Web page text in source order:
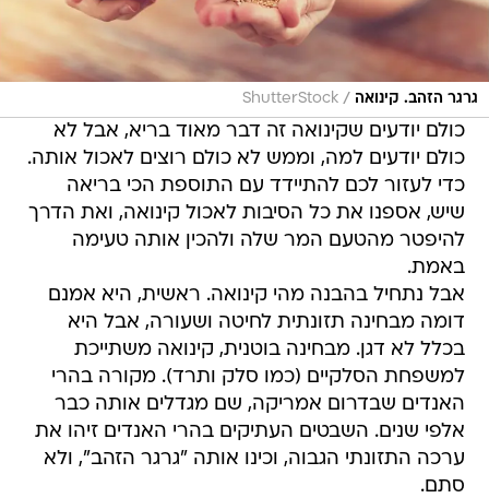
גרגר הזהב. קינואה /
ShutterStock
כולם יודעים שקינואה זה דבר מאוד בריא, אבל לא
כולם יודעים למה, וממש לא כולם רוצים לאכול אותה.
כדי לעזור לכם להתיידד עם התוספת הכי בריאה
שיש, אספנו את כל הסיבות לאכול קינואה, ואת הדרך
להיפטר מהטעם המר שלה ולהכין אותה טעימה
באמת.
אבל נתחיל בהבנה מהי קינואה. ראשית, היא אמנם
דומה מבחינה תזונתית לחיטה ושעורה, אבל היא
בכלל לא דגן. מבחינה בוטנית, קינואה משתייכת
למשפחת הסלקיים (כמו סלק ותרד). מקורה בהרי
האנדים שבדרום אמריקה, שם מגדלים אותה כבר
אלפי שנים. השבטים העתיקים בהרי האנדים זיהו את
ערכה התזונתי הגבוה, וכינו אותה "גרגר הזהב", ולא
סתם.